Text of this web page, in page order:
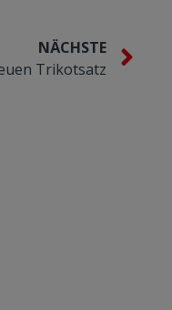
NÄCHSTE
Trikotsatz